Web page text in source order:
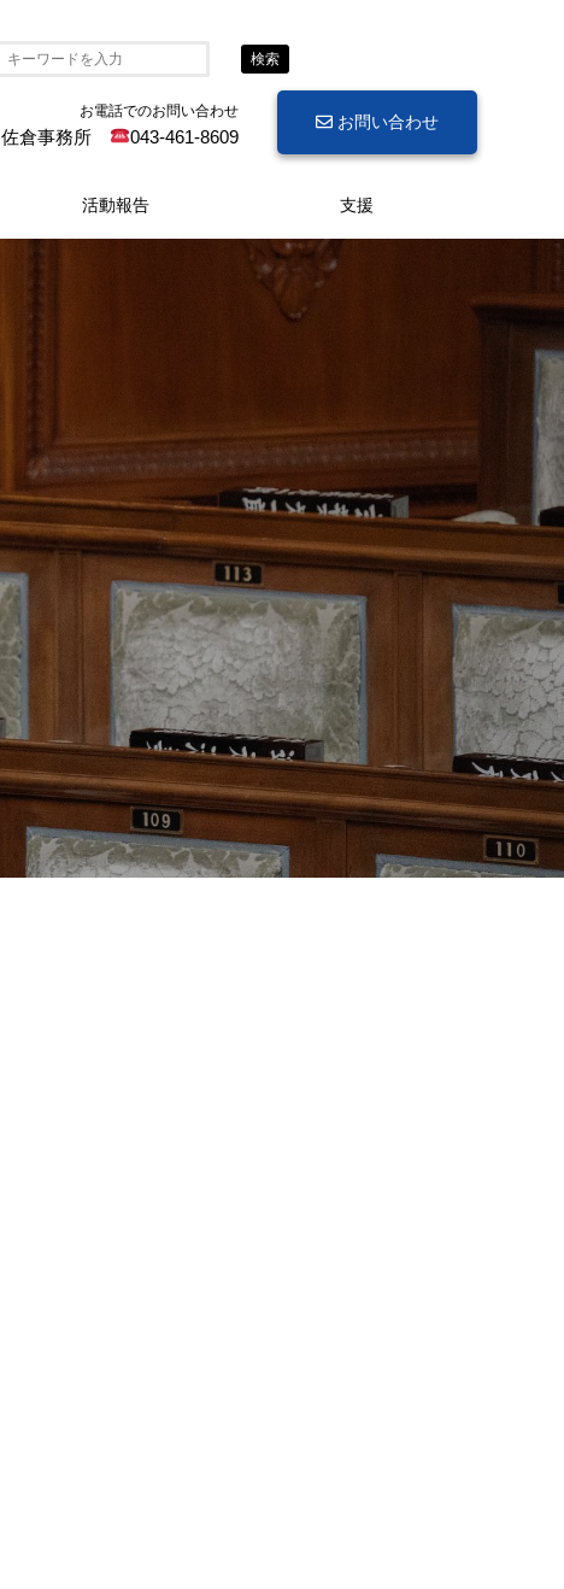
検索
お電話でのお問い合わせ
佐倉事務所 043-461-8609
お問い合わせ
活動報告 支援